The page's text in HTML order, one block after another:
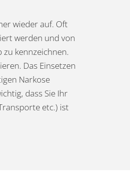
wieder auf. Oft
werden und von
kennzeichnen.
Das Einsetzen
Narkose
dass Sie Ihr
etc.) ist